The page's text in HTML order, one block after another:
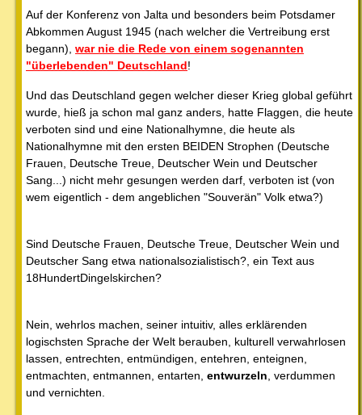
Auf der Konferenz von Jalta und besonders beim Potsdamer
Abkommen August 1945 (nach welcher die Vertreibung erst
begann), war nie die Rede von einem sogenannten
"überlebenden" Deutschland!
Und das Deutschland gegen welcher dieser Krieg global geführt
wurde, hieß ja schon mal ganz anders, hatte Flaggen, die heute
verboten sind und eine Nationalhymne, die heute als
Nationalhymne mit den ersten BEIDEN Strophen (Deutsche
Frauen, Deutsche Treue, Deutscher Wein und Deutscher
Sang...) nicht mehr gesungen werden darf, verboten ist (von
wem eigentlich - dem angeblichen "Souverän" Volk etwa?)
Sind Deutsche Frauen, Deutsche Treue, Deutscher Wein und
Deutscher Sang etwa nationalsozialistisch?, ein Text aus
18HundertDingelskirchen?
Nein, wehrlos machen, seiner intuitiv, alles erklärenden
logischsten Sprache der Welt berauben, kulturell verwahrlosen
lassen, entrechten, entmündigen, entehren, enteignen,
entmachten, entmannen, entarten, entwurzeln , verdummen
und vernichten.